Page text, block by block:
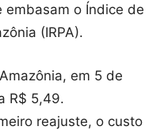
embasam o Índice de
(IRPA).
em 5 de
R$ 5,49.
reajuste, o custo